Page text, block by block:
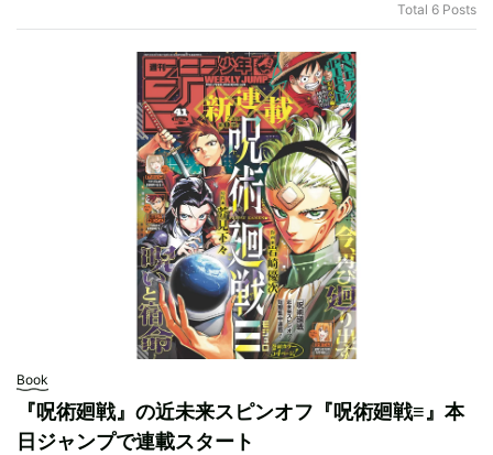
Total 6 Posts
Book
『呪術廻戦』の近未来スピンオフ『呪術廻戦≡』本
日ジャンプで連載スタート